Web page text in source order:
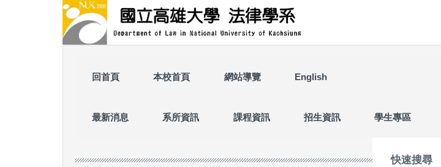
回首頁 本校首頁 網站導覽 English
最新消息 系所資訊 課程資訊 招生資訊 學生專區
快速搜尋